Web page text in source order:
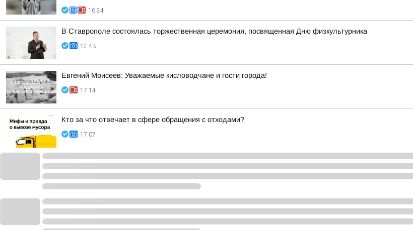
16:24
В Ставрополе состоялась торжественная церемония, посвященная Дню физкультурника
12:43
Евгений Моисеев: Уважаемые кисловодчане и гости города!
17:14
Кто за что отвечает в сфере обращения с отходами?
17:07